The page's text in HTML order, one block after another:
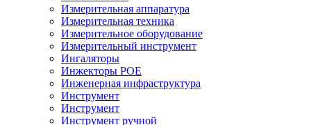
Измерительная аппаратура
Измерительная техника
Измерительное оборудование
Измерительный инструмент
Ингаляторы
Инжекторы POE
Инженерная инфраструктура
Инструмент
Инструмент
Инструмент ручной